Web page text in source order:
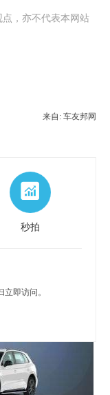
，亦不代表本网站
来自: 车友邦网
秒拍
即访问。